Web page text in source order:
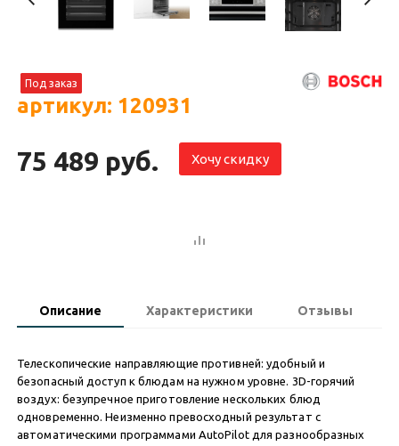
Под заказ
артикул: 120931
75 489 руб. Хочу скидку
Описание Характеристики Отзывы
Телескопические направляющие противней: удобный и
безопасный доступ к блюдам на нужном уровне. 3D-горячий
воздух: безупречное приготовление нескольких блюд
одновременно. Неизменно превосходный результат c
автоматическими программами AutoPilot для разнообразных